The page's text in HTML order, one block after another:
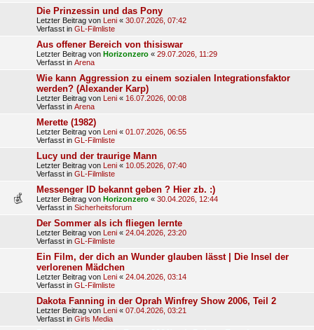
Die Prinzessin und das Pony
Letzter Beitrag von Leni « 30.07.2026, 07:42
Verfasst in GL-Filmliste
Aus offener Bereich von thisiswar
Letzter Beitrag von Horizonzero « 29.07.2026, 11:29
Verfasst in Arena
Wie kann Aggression zu einem sozialen Integrationsfaktor
werden? (Alexander Karp)
Letzter Beitrag von Leni « 16.07.2026, 00:08
Verfasst in Arena
Merette (1982)
Letzter Beitrag von Leni « 01.07.2026, 06:55
Verfasst in GL-Filmliste
Lucy und der traurige Mann
Letzter Beitrag von Leni « 10.05.2026, 07:40
Verfasst in GL-Filmliste
Messenger ID bekannt geben ? Hier zb. :)
Letzter Beitrag von Horizonzero « 30.04.2026, 12:44
Verfasst in Sicherheitsforum
Der Sommer als ich fliegen lernte
Letzter Beitrag von Leni « 24.04.2026, 23:20
Verfasst in GL-Filmliste
Ein Film, der dich an Wunder glauben lässt | Die Insel der
verlorenen Mädchen
Letzter Beitrag von Leni « 24.04.2026, 03:14
Verfasst in GL-Filmliste
Dakota Fanning in der Oprah Winfrey Show 2006, Teil 2
Letzter Beitrag von Leni « 07.04.2026, 03:21
Verfasst in Girls Media